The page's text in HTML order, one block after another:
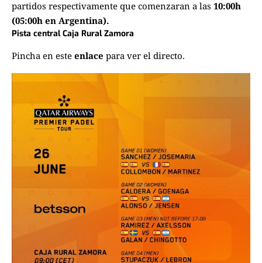
partidos respectivamente que comenzaran a las 10:00h
(05:00h en Argentina).
Pista central Caja Rural Zamora
Pincha en este enlace para ver el directo.